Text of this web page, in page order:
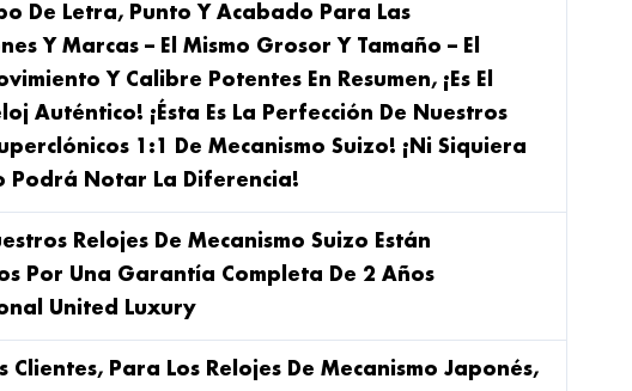
De Letra, Punto Y Acabado Para Las
Y Marcas – El Mismo Grosor Y Tamaño – El
Y Calibre Potentes En Resumen, ¡es El
Auténtico! ¡Ésta Es La Perfección De Nuestros
1:1 De Mecanismo Suizo! ¡Ni Siquiera
Podrá Notar La Diferencia!
Relojes De Mecanismo Suizo Están
Por Una Garantía Completa De 2 Años
United Luxury
Clientes, Para Los Relojes De Mecanismo Japonés,